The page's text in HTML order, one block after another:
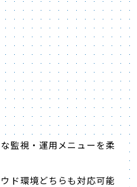
監視・運用メニューを柔
ド環境どちらも対応可能